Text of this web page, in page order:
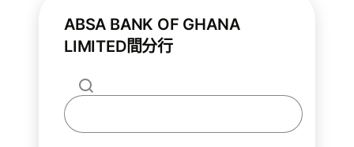
ABSA BANK OF GHANA
LIMITED間分行